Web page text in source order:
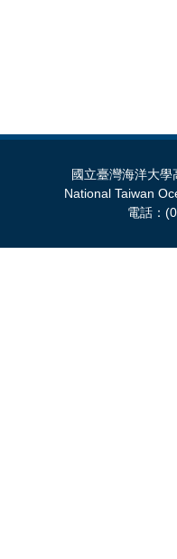
國立臺灣海洋大
National Taiwan
電話：